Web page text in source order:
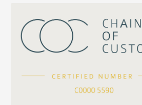
公司名稱
S車花鏈系列
珍珠鏈系列
坦克鏈系列
滿天星鏈系列
方假繩鏈系列
珠扣